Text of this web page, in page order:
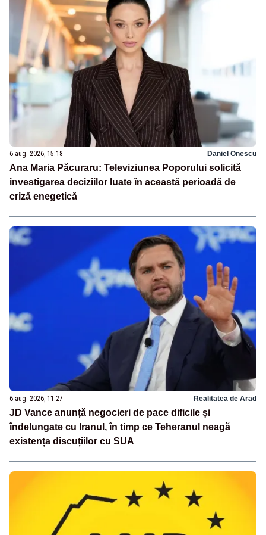
6 aug. 2026, 15:18 Daniel Onescu
Ana Maria Păcuraru: Televiziunea Poporului solicită
investigarea deciziilor luate în această perioadă de
criză enegetică
6 aug. 2026, 11:27 Realitatea de Arad
JD Vance anunță negocieri de pace dificile și
îndelungate cu Iranul, în timp ce Teheranul neagă
existența discuțiilor cu SUA